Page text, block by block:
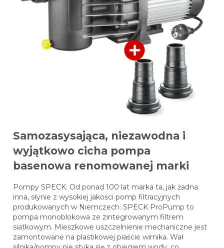
Samozasysająca, niezawodna i
wyjątkowo cicha pompa
basenowa renomowanej marki
Pompy SPECK: Od ponad 100 lat marka ta, jak żadna
inna, słynie z wysokiej jakości pomp filtracyjnych
produkowanych w Niemczech. SPECK ProPump to
pompa monoblokowa ze zintegrowanym filtrem
siatkowym. Mieszkowe uszczelnienie mechaniczne jest
zamontowane na plastikowej piaście wirnika. Wał